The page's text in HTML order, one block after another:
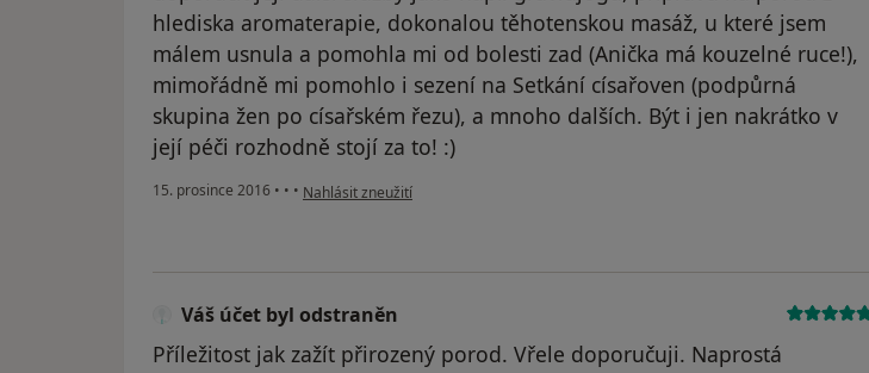
hlediska aromaterapie, dokonalou těhotenskou masáž, u které jsem
málem usnula a pomohla mi od bolesti zad (Anička má kouzelné ruce!),
mimořádně mi pomohlo i sezení na Setkání císařoven (podpůrná
skupina žen po císařském řezu), a mnoho dalších. Být i jen nakrátko v
její péči rozhodně stojí za to! :)
15. prosince 2016 • • • podle názoru uživatele Váš účet byl odstraněn
Nahlásit zneužití
Váš účet byl odstraněn
Příležitost jak zažít přirozený porod. Vřele doporučuji. Naprostá